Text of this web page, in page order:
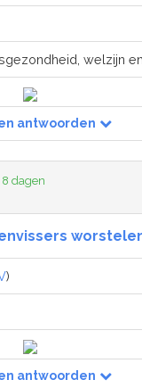
welzijn
antwoorden
8 dagen
)
antwoorden